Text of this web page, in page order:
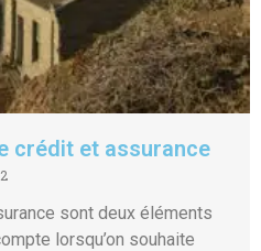
crédit et assurance
sont deux éléments
lorsqu’on souhaite